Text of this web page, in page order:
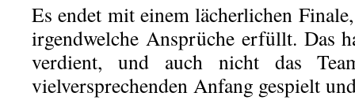
Es endet mit einem lächerlichen
irgendwelche Ansprüche erfüllt. Das
verdient, und auch nicht das
vielversprechenden Anfang gespielt